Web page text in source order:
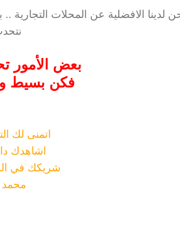
لدينا الافضلية عن المحلات
بعض الأمور
فكن بسيط و
اتمنى لك
اشاهدك
شريكك في
محمد